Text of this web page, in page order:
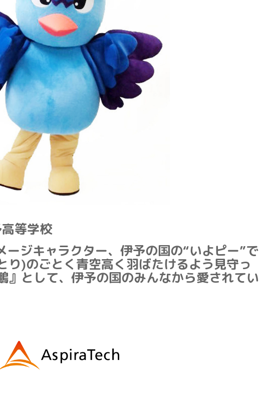
等学校
ージキャラクター、伊予の国の“いよピー”で
り)のごとく青空高く羽ばたけるよう見守っ
』として、伊予の国のみんなから愛されてい